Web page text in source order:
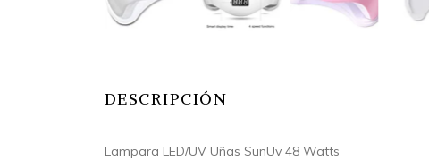
DESCRIPCIÓN
Lampara LED/UV Uñas SunUv 48 Watts